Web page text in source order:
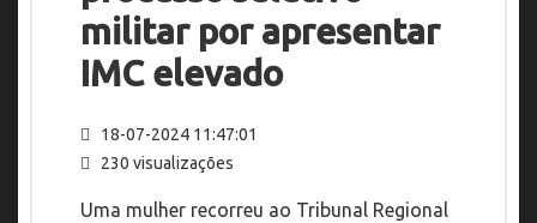
militar por apresentar
IMC elevado
18-07-2024 11:47:01
230 visualizações
Uma mulher recorreu ao Tribunal Regional